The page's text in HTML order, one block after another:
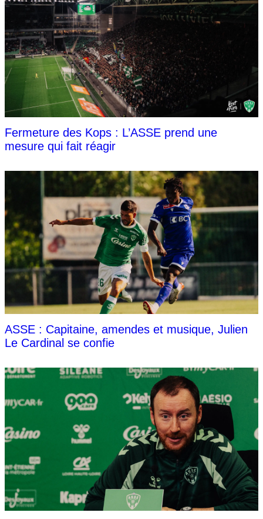
Fermeture des Kops : L’ASSE prend une
mesure qui fait réagir
ASSE : Capitaine, amendes et musique, Julien
Le Cardinal se confie